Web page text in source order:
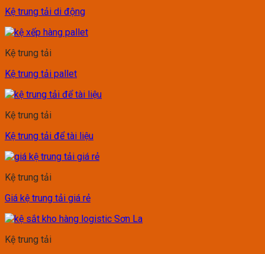
Kệ trung tải di động
Kệ trung tải
Kệ trung tải pallet
Kệ trung tải
Kệ trung tải để tài liệu
Kệ trung tải
Giá kệ trung tải giá rẻ
Kệ trung tải